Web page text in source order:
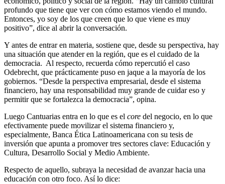
profundo que tiene que ver con cómo estamos viendo el mundo.
Entonces, yo soy de los que creen que lo que viene es muy
positivo”, dice al abrir la conversación.
Y antes de entrar en materia, sostiene que, desde su perspectiva, hay
una situación que atender en la región, que es el cuidado de la
democracia. Al respecto, recuerda cómo repercutió el caso
Odebrecht, que prácticamente puso en jaque a la mayoría de los
gobiernos. “Desde la perspectiva empresarial, desde el sistema
financiero, hay una responsabilidad muy grande de cuidar eso y
permitir que se fortalezca la democracia”, opina.
Luego Cantuarias entra en lo que es el core del negocio, en lo que
efectivamente puede movilizar el sistema financiero y,
especialmente, Banca Ética Latinoamericana con su tesis de
inversión que apunta a promover tres sectores clave: Educación y
Cultura, Desarrollo Social y Medio Ambiente.
Respecto de aquello, subraya la necesidad de avanzar hacia una
educación con otro foco. Así lo dice: